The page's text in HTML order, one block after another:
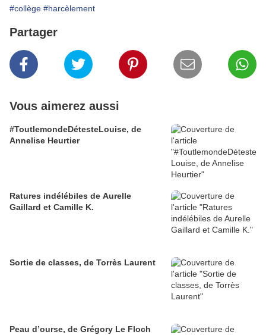
#collège #harcèlement
Partager
Vous aimerez aussi
#ToutlemondeDétesteLouise, de
Annelise Heurtier
Ratures indélébiles de Aurelle
Gaillard et Camille K.
Sortie de classes, de Torrès Laurent
Peau d’ourse, de Grégory Le Floch